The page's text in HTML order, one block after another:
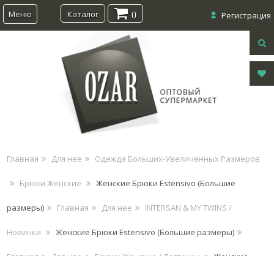
Меню Регистрация
Каталог 0
Главная Для нее Одежда Больших-Увеличенных Размеров
Брюки Женские Женские Брюки Estensivo (Большие
размеры) Главная Для нее INTERSAN & MY TWINS /
Новинки Женские Брюки Estensivo (Большие размеры)